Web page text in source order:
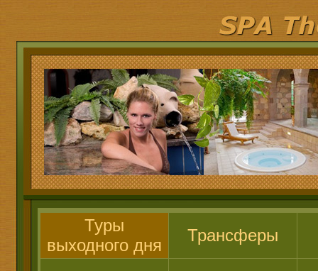
Туры
выходного дня
Трансферы